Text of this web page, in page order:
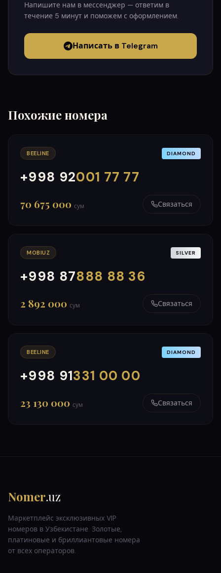
Напишите нам в мессенджер — ответим в
течение 5 минут и поможем с оформлением.
Написать в Telegram
Похожие номера
BEELINE DIAMOND
+998 92001 77 77
000
999
70 675 000 сум Связаться
MOBIUZ SILVER
+998 87888 88 36
000
999
2 892 000 сум Связаться
BEELINE DIAMOND
+998 91331 00 00
000
999
23 130 000 сум Связаться
Nomer.uz
Маркетплейс эксклюзивных VIP
номеров в Узбекистане. Золотые,
платиновые и бриллиантовые номера
от всех операторов.